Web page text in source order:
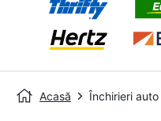
Acasă Închirieri